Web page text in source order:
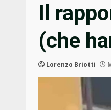
Il
(che
Lorenzo Briotti